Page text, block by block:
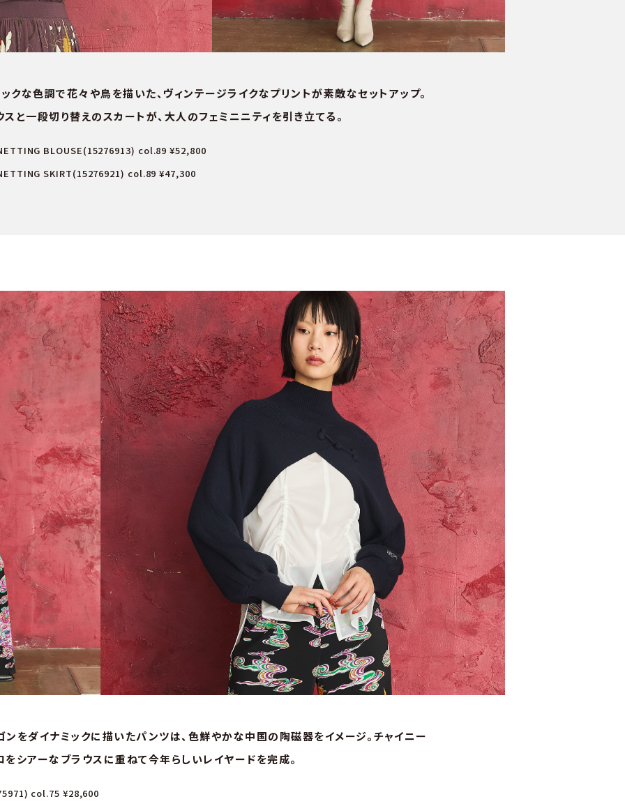
クな色調で花々や鳥を描いた、ヴィンテージライクなプリントが素敵なセットアップ。
と一段切り替えのスカートが、大人のフェミニニティを引き立てる。
BLOUSE(15276913) col.89 ¥52,800
SKIRT(15276921) col.89 ¥47,300
ンをダイナミックに描いたパンツは、色鮮やかな中国の陶磁器をイメージ。チャイニー
をシアーなブラウスに重ねて今年らしいレイヤードを完成。
col.75 ¥28,600